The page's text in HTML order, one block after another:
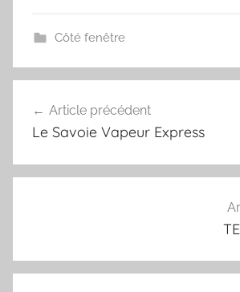
b
o
t
r
e
t
Côté fenêtre
Navigation
de
l’article
Article précédent
Le Savoie Vapeur Express